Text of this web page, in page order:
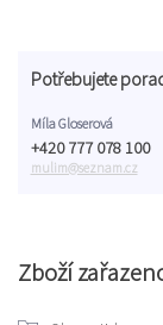
Zboží
Potřebujete
Míla Gloserová
+420 777 078 100
mulim@seznam.cz